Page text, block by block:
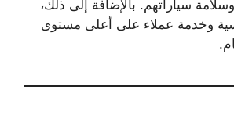
سياراتهم. بالإضافة إلى ذلك،
وخدمة عملاء على أعلى مستوى